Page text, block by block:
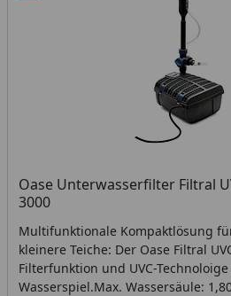
Oase Unterwasserfilter Filtral
3000
Multifunktionale Kompaktlösung
kleinere Teiche: Der Oase Filtral
Filterfunktion und UVC-
Wasserspiel.Max. Wassersäule: